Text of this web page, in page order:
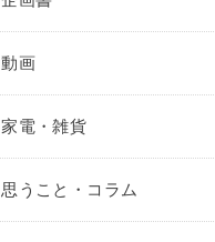
動画
家電・雑貨
思うこと・コラム